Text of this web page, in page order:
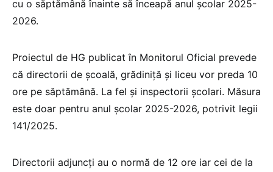
cu o săptămână înainte să înceapă anul școlar 2025-
2026.
Proiectul de HG publicat în Monitorul Oficial prevede
că directorii de școală, grădiniță și liceu vor preda 10
ore pe săptămână. La fel și inspectorii școlari. Măsura
este doar pentru anul școlar 2025-2026, potrivit legii
141/2025.
Directorii adjuncți au o normă de 12 ore iar cei de la